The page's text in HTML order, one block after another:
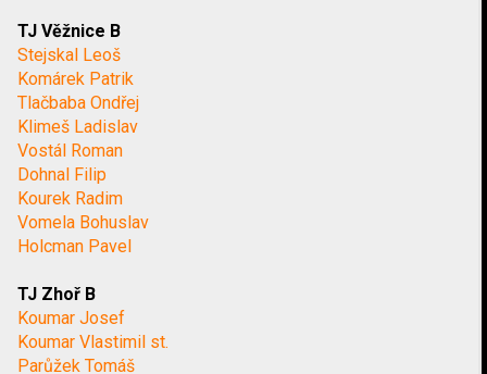
TJ Věžnice B
Stejskal Leoš
Komárek Patrik
Tlačbaba Ondřej
Klimeš Ladislav
Vostál Roman
Dohnal Filip
Kourek Radim
Vomela Bohuslav
Holcman Pavel
TJ Zhoř B
Koumar Josef
Koumar Vlastimil st.
Parůžek Tomáš